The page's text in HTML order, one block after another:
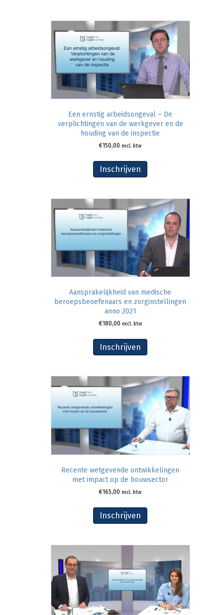
Een ernstig arbeidsongeval – De
verplichtingen van de werkgever en de
houding van de inspectie
€150,00 excl. btw
Inschrijven
Aansprakelijkheid van medische
beroepsbeoefenaars en zorginstellingen
anno 2021
€180,00 excl. btw
Inschrijven
Recente wetgevende ontwikkelingen
met impact op de bouwsector
€165,00 excl. btw
Inschrijven